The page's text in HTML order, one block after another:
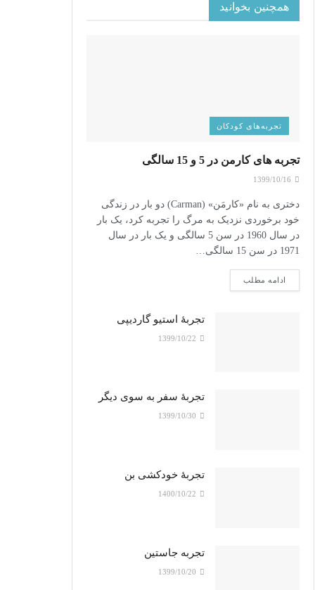
همچنین بخوانید
تجربه‌های کودکان
تجربه های کارمن در 5 و 15 سالگی
دختری به نام «کارمَن» (Carman) دو بار در زندگی
خود برخوردی نزدیک به مرگ را تجربه کرد، یک بار
در سال 1960 در سن 5 سالگی و یک بار در سال
1971 در سن 15 سالگی…
ادامه مطلب
تجربۀ استیو گاردیپی
تجربۀ سفر به سوی دیگر
تجربۀ خودکشی بن
تجربه جاستین